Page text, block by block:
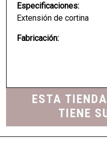
Especificaciones:
Extensión de cortina
Fabricación:
ESTA
TIENE